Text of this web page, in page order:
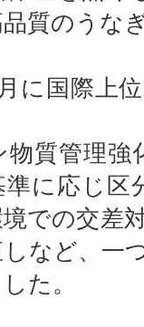
質のうな
に国際上
物質管理
準に応じ
での交差
など、一
た。